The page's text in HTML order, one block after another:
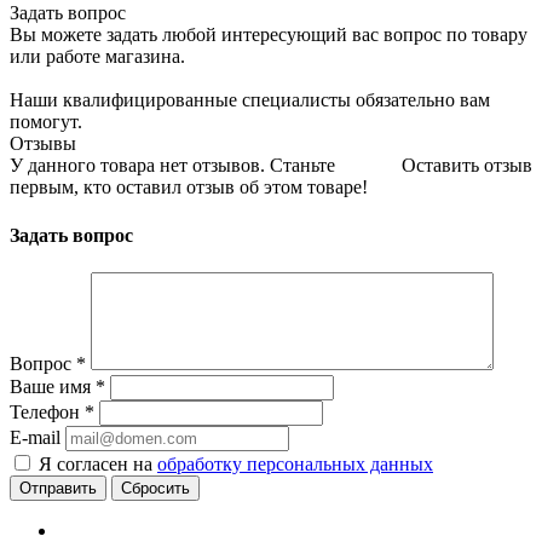
Задать вопрос
Вы можете задать любой интересующий вас вопрос по товару
или работе магазина.
Наши квалифицированные специалисты обязательно вам
помогут.
Отзывы
Оставить отзыв
У данного товара нет отзывов. Станьте
первым, кто оставил отзыв об этом товаре!
Задать вопрос
Вопрос *
Ваше имя *
Телефон *
E-mail
Я согласен на обработку персональных данных
Сбросить